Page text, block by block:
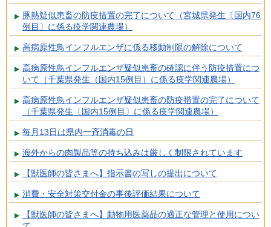
豚熱疑似患畜の防疫措置の完了について（宮城県発生〔国内76
例目〕に係る疫学関連農場）
高病原性鳥インフルエンザに係る移動制限の解除について
高病原性鳥インフルエンザ疑似患畜の確認に伴う防疫措置につ
いて（千葉県発生（国内15例目）に係る疫学関連農場）
高病原性鳥インフルエンザ疑似患畜の防疫措置の完了について
（千葉県発生〔国内15例目〕に係る疫学関連農場）
毎月13日は県内一斉消毒の日
海外からの肉製品等の持ち込みは厳しく制限されています
【獣医師の皆さまへ】指示書の写しの提出について
消費・安全対策交付金の事後評価結果について
【獣医師の皆さまへ】動物用医薬品の適正な管理と使用につい